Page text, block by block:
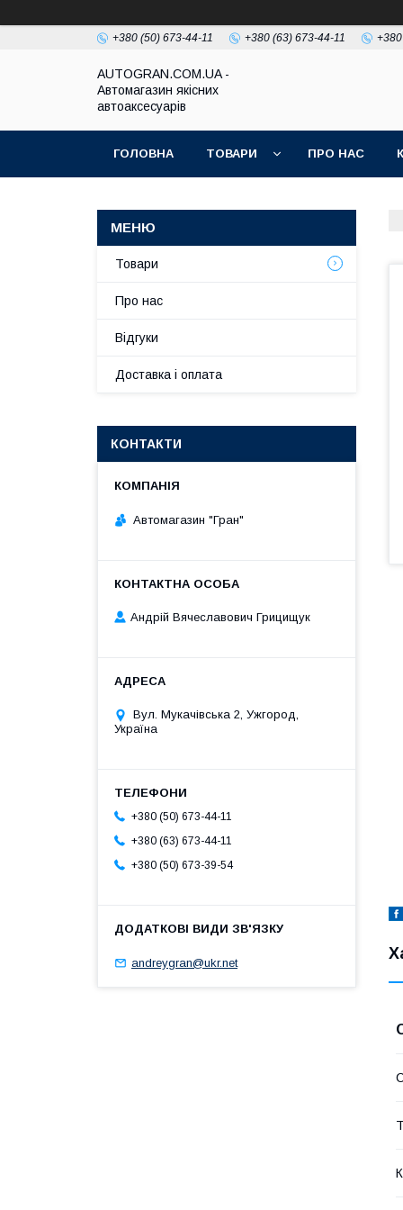
+380 (50) 673-44-11 +380 (63) 673-44-11
AUTOGRAN.COM.UA -
Автомагазин якісних
автоаксесуарів
ГОЛОВНА ТОВАРИ ПРО НАС
Товари
Про нас
Відгуки
Доставка і оплата
КОНТАКТИ
Автомагазин "Гран"
Андрій Вячеславович Грицищук
Вул. Мукачівська 2, Ужгород,
Україна
+380 (50) 673-44-11
+380 (63) 673-44-11
+380 (50) 673-39-54
andreygran@ukr.net